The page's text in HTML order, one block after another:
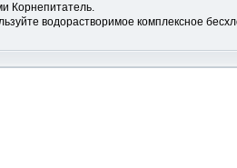
Корнепитатель.
водорастворимое комплексное